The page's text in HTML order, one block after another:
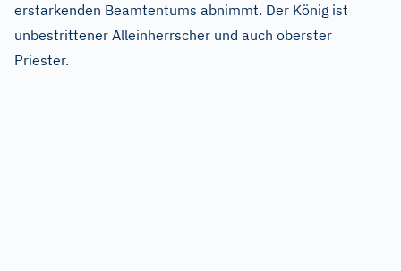
erstarkenden Beamtentums abnimmt. Der König ist
unbestrittener Alleinherrscher und auch oberster
Priester.